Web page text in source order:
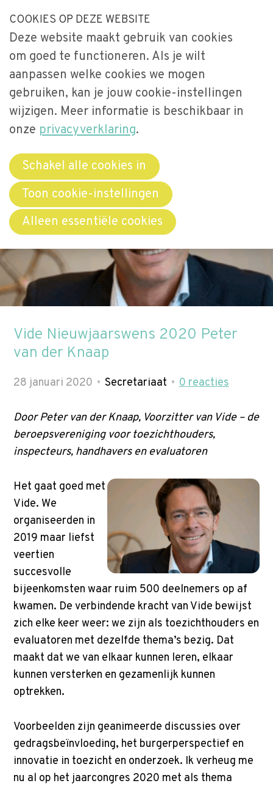
p
t
o
n
v
i
a
t
i
n
J
u
m
p
t
o
m
a
i
n
c
o
t
e
n
t
Our Phone Number:
033-2473461 Our Email Address:
secretariaat@videnet.nl
Menu
Vide Nieuwjaarswens 2020 Peter
van der Knaap
28 januari 2020 Secretariaat 0reacties
Door Peter van der Knaap, Voorzitter van Vide – de
beroepsvereniging voor toezichthouders,
inspecteurs, handhavers en evaluatoren
Het gaat goed met
Vide. We
organiseerden in
2019 maar liefst
veertien
succesvolle
bijeenkomsten waar ruim 500 deelnemers op af
kwamen. De verbindende kracht van Vide bewijst
zich elke keer weer: we zijn als toezichthouders en
evaluatoren met dezelfde thema’s bezig. Dat
maakt dat we van elkaar kunnen leren, elkaar
kunnen versterken en gezamenlijk kunnen
optrekken.
Voorbeelden zijn geanimeerde discussies over
gedragsbeïnvloeding, het burgerperspectief en
innovatie in toezicht en onderzoek. Ik verheug me
nu al op het jaarcongres 2020 met als thema
Home
Uitgelicht
Activiteiten
Over Vide
Leerstoel
Netwerken
Bibliotheek
Word lid
Contact
Zoek
COOKIES OP DEZE WEBSITE
Deze website maakt gebruik van cookies
om goed te functioneren. Als je wilt
aanpassen welke cookies we mogen
gebruiken, kan je jouw cookie-instellingen
wijzigen. Meer informatie is beschikbaar in
onze privacyverklaring.
Schakel alle cookies in
Toon cookie-instellingen
Alleen essentiële cookies